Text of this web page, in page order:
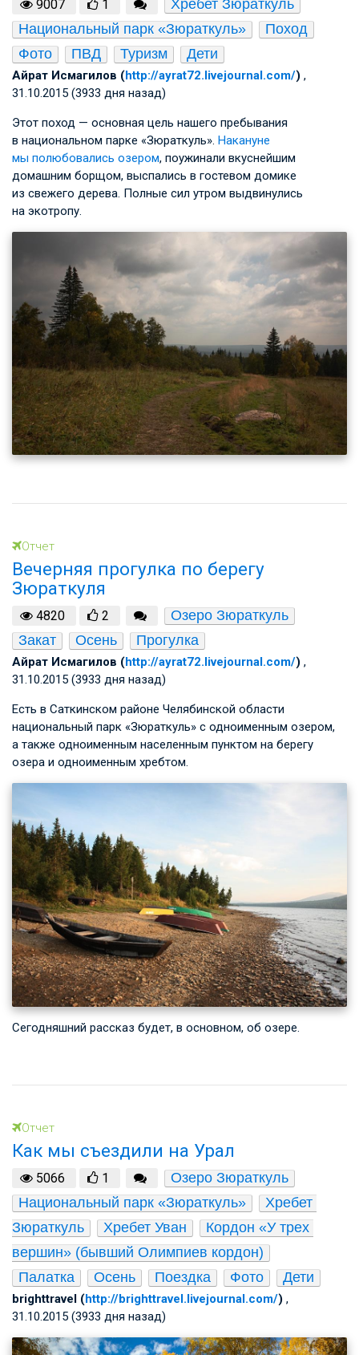
9007 1
Хребет Зюраткуль
Национальный парк «Зюраткуль»
Поход
Фото
ПВД Туризм Дети
Айрат Исмагилов (http://ayrat72.livejournal.com/) ,
31.10.2015 (3933 дня назад)
Этот поход — основная цель нашего пребывания
в национальном парке «Зюраткуль». Накануне
мы полюбовались озером, поужинали вкуснейшим
домашним борщом, выспались в гостевом домике
из свежего дерева. Полные сил утром выдвинулись
на экотропу.
Отчет
Вечерняя прогулка по берегу
Зюраткуля
4820 2
Озеро Зюраткуль
Закат
Осень Прогулка
Айрат Исмагилов (http://ayrat72.livejournal.com/) ,
31.10.2015 (3933 дня назад)
Есть в Саткинском районе Челябинской области
национальный парк «Зюраткуль» с одноименным озером,
а также одноименным населенным пунктом на берегу
озера и одноименным хребтом.
Сегодняшний рассказ будет, в основном, об озере.
Отчет
Как мы съездили на Урал
5066 1
Озеро Зюраткуль
Национальный парк «Зюраткуль»
Хребет
Зюраткуль
Хребет Уван
Кордон «У трех
вершин» (бывший Олимпиев кордон)
Палатка
Осень Поездка Фото Дети
brighttravel (http://brighttravel.livejournal.com/) ,
31.10.2015 (3933 дня назад)